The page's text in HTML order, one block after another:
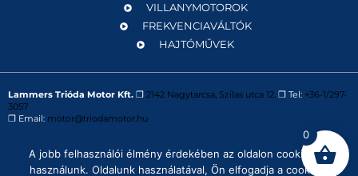
VILLANYMOTOROK
FREKVENCIAVÁLTÓK
HAJTÓMŰVEK
Lammers Trióda Motor Kft. ❒ 2142 Nagytarcsa, Szilas utca 12. ❒ Tel: +36-1/297-
3057
❒ Email: motor@triodamotor.hu
Powered byDigit-Now Kft.
0
A jobb felhasználói élmény érdekében az oldalon cookie-kat
használunk. Oldalunk használatával, Ön elfogadja a cookie-k